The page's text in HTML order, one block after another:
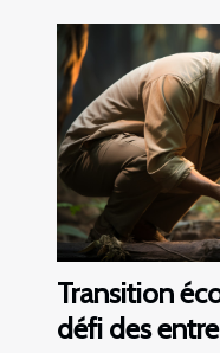
Transition
défi des